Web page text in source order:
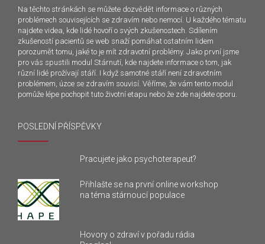
Na těchto stránkách se můžete dozvědět informace o různých
problémech souvisejících se zdravím nebo nemocí. U každého tématu
najdete videa, kde lidé hovoří o svých zkušenostech. Sdílením
zkušeností pacientů se web snaží pomáhat ostatním lidem
porozumět tomu, jaké to je mít zdravotní problémy. Jako první jsme
pro vás spustili modul Stárnutí, kde najdete informace o tom, jak
různí lidé prožívají stáří. I když samotné stáří není zdravotním
problémem, úzce se zdravím souvisí. Věříme, že vám tento modul
pomůže lépe pochopit tuto životní etapu nebo že zde najdete oporu.
POSLEDNÍ PŘÍSPĚVKY
Pracujete jako psychoterapeut?
Přihlašte se na první online workshop
na téma stárnoucí populace
Hovory o zdraví v pořadu rádia